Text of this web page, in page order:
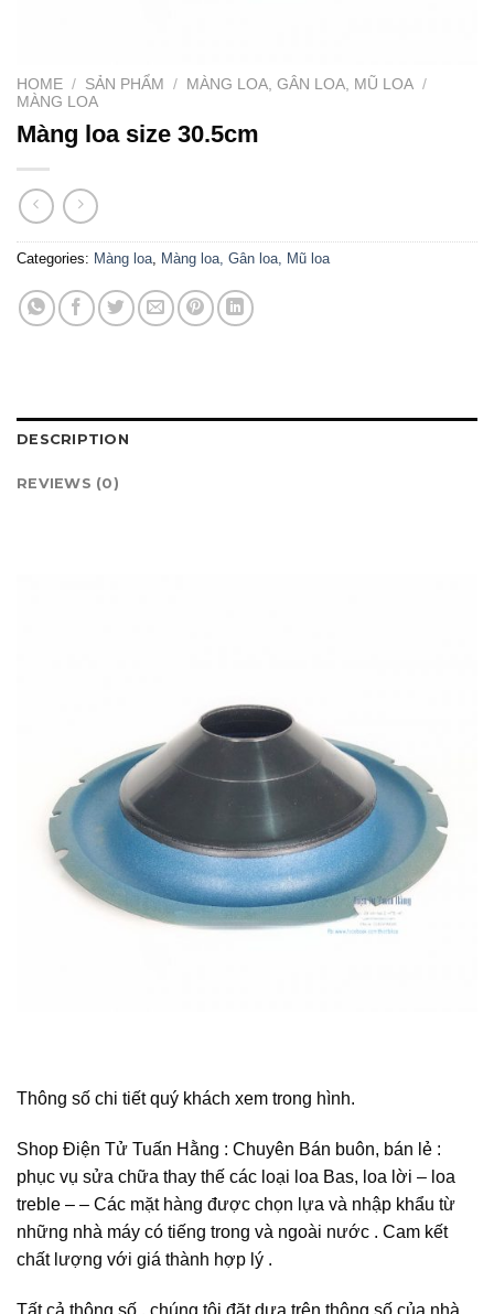
HOME / SẢN PHẨM / MÀNG LOA, GÂN LOA, MŨ LOA /
MÀNG LOA
Màng loa size 30.5cm
Categories: Màng loa, Màng loa, Gân loa, Mũ loa
DESCRIPTION
REVIEWS (0)
Thông số chi tiết quý khách xem trong hình.
Shop Điện Tử Tuấn Hằng : Chuyên Bán buôn, bán lẻ :
phục vụ sửa chữa thay thế các loại loa Bas, loa lời – loa
treble – – Các mặt hàng được chọn lựa và nhập khẩu từ
những nhà máy có tiếng trong và ngoài nước . Cam kết
chất lượng với giá thành hợp lý .
Tất cả thông số , chúng tôi đặt dựa trên thông số của nhà